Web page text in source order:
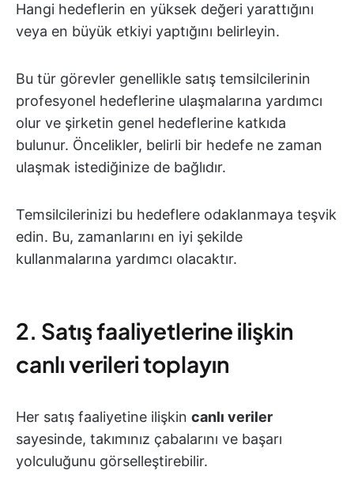
Hangi hedeflerin en yüksek değeri yarattığını
veya en büyük etkiyi yaptığını belirleyin.
Bu tür görevler genellikle satış temsilcilerinin
profesyonel hedeflerine ulaşmalarına yardımcı
olur ve şirketin genel hedeflerine katkıda
bulunur. Öncelikler, belirli bir hedefe ne zaman
ulaşmak istediğinize de bağlıdır.
Temsilcilerinizi bu hedeflere odaklanmaya teşvik
edin. Bu, zamanlarını en iyi şekilde
kullanmalarına yardımcı olacaktır.
2. Satış faaliyetlerine ilişkin
canlı verileri toplayın
Her satış faaliyetine ilişkin canlı veriler
sayesinde, takımınız çabalarını ve başarı
yolculuğunu görselleştirebilir.